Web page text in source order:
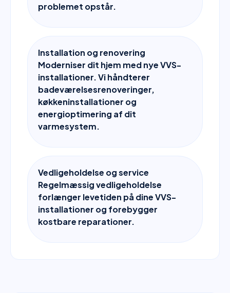
problemet opstår.
Installation og renovering
Moderniser dit hjem med nye VVS-
installationer. Vi håndterer
badeværelsesrenoveringer,
køkkeninstallationer og
energioptimering af dit
varmesystem.
Vedligeholdelse og service
Regelmæssig vedligeholdelse
forlænger levetiden på dine VVS-
installationer og forebygger
kostbare reparationer.